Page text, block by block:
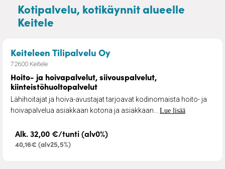
Kotipalvelu, kotikäynnit alueelle
Keitele
Keiteleen Tilipalvelu Oy– Hoito- ja hoivapalvelut,
72600 Keitele
Hoito- ja hoivapalvelut, siivouspalvelut,
kiinteistöhuoltopalvelut
Lähihoitajat ja hoiva-avustajat tarjoavat kodinomaista hoito- ja
hoivapalvelua asiakkaan kotona ja asiakkaan... Lue lisää
Alk. 32,00 €/tunti (alv0%)
40,16€ (alv25,5%)